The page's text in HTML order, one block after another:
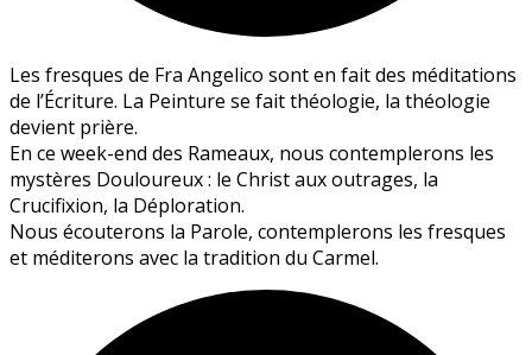
Les fresques de Fra Angelico sont en fait des méditations
de l’Écriture. La Peinture se fait théologie, la théologie
devient prière.
En ce week-end des Rameaux, nous contemplerons les
mystères Douloureux : le Christ aux outrages, la
Crucifixion, la Déploration.
Nous écouterons la Parole, contemplerons les fresques
et méditerons avec la tradition du Carmel.